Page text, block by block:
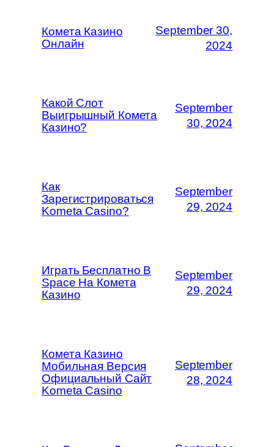
Комета Казино
Онлайн
September 30,
2024
Какой Слот
Выигрышный Комета
Казино?
September
30, 2024
Как
Зарегистрироваться
Kometa Casino?
September
29, 2024
Играть Бесплатно В
Space На Комета
Казино
September
29, 2024
Комета Казино
Мобильная Версия
Официальный Сайт
Kometa Casino
September
28, 2024